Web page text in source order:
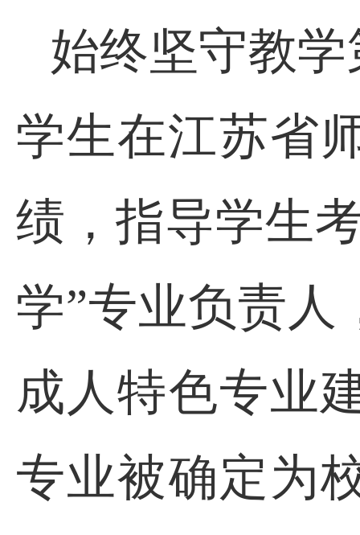
始终坚守教
学生在江苏省
绩，指导学生
学”专业负责人
成人特色专业
专业被确定为